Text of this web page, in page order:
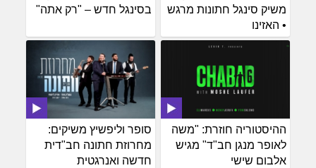
בסינגל חדש – "רק אתה"
משיק סינגל חתונות מרגש
• האזינו
סופר וליפשיץ משיקים:
מחרוזת חתונה חב"דית
חדשה ואנרגטית
ההיסטוריה חוזרת: "משה
לאופר מנגן חב"ד" מגיש
אלבום שישי